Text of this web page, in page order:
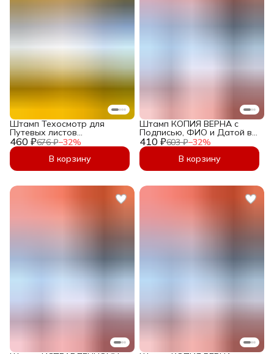
460 ₽676 ₽−32%
Штамп Техосмотр для
Путевых листов
"Технически исправен
выезд на линию разрешен"
Печать механика 45х16 мм
В корзину
410 ₽603 ₽−32%
Штамп КОПИЯ ВЕРНА с
Подписью, ФИО и Датой в
рамке, Печать Копия Верна
Автоматическая 36х12 мм
В корзину